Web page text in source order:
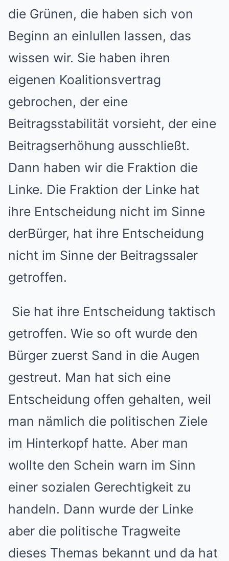
die Grünen, die haben sich von
Beginn an einlullen lassen, das
wissen wir. Sie haben ihren
eigenen Koalitionsvertrag
gebrochen, der eine
Beitragsstabilität vorsieht, der eine
Beitragserhöhung ausschließt.
Dann haben wir die Fraktion die
Linke. Die Fraktion der Linke hat
ihre Entscheidung nicht im Sinne
derBürger, hat ihre Entscheidung
nicht im Sinne der Beitragssaler
getroffen.
Sie hat ihre Entscheidung taktisch
getroffen. Wie so oft wurde den
Bürger zuerst Sand in die Augen
gestreut. Man hat sich eine
Entscheidung offen gehalten, weil
man nämlich die politischen Ziele
im Hinterkopf hatte. Aber man
wollte den Schein warn im Sinn
einer sozialen Gerechtigkeit zu
handeln. Dann wurde der Linke
aber die politische Tragweite
dieses Themas bekannt und da hat